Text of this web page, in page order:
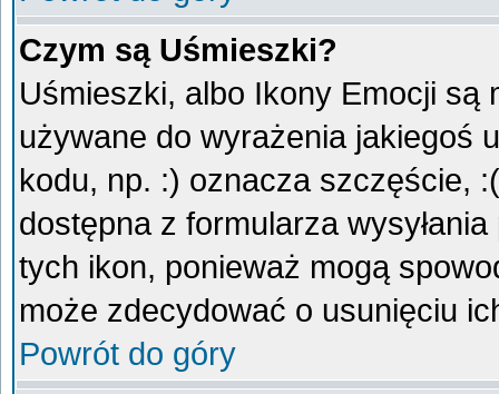
Czym są Uśmieszki?
Uśmieszki, albo Ikony Emocji są
używane do wyrażenia jakiegoś
kodu, np. :) oznacza szczęście,
dostępna z formularza
tych ikon, ponieważ mogą
może zdecydować o usunięciu
Powrót do góry